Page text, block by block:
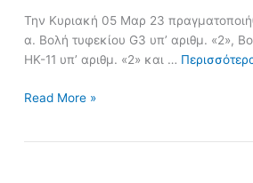
Την Κυριακή 05 Μαρ 23
α. Βολή τυφεκίου G3 υπ’ αριθμ. «2»,
ΗΚ-11 υπ’ αριθμ. «2» και …
Read More »